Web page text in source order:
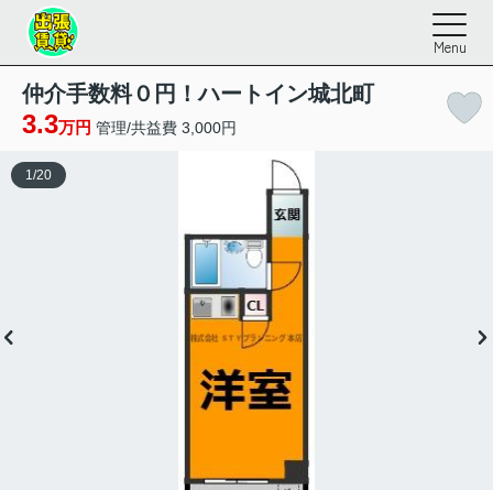
Menu
仲介手数料０円！ハートイン城北町
3.3万円 管理/共益費 3,000円
1 /20